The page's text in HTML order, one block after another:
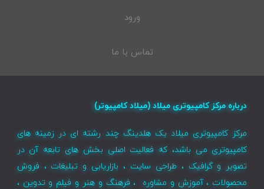
ورود
تماس با ما
درباره مرکز کامپیوتری میلاد (میلاد کامپیوتر)
مرکز کامپیوتری میلاد یک هلدینگ چند رشته ای در زمینه های
کامپیوتری می باشد، که فعالیت اصلی بخش های تابعه آن در
تصویر و گرافیک ، طراحی سایت ، بازاریابی و تبلیغات ، فروش
محصولات ، آموزش و مشاوره ، فرهنگ و هنر و فیلم و تدوین ،